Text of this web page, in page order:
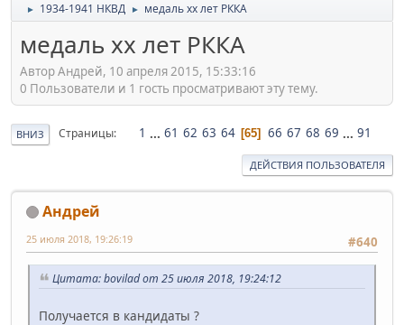
► 1934-1941 НКВД ► медаль хх лет РККА
медаль хх лет РККА
Автор Андрей, 10 апреля 2015, 15:33:16
0 Пользователи и 1 гость просматривают эту тему.
ВНИЗ Страницы 1 ... 61 62 63 64 65 66 67 68 69 ... 91
ДЕЙСТВИЯ ПОЛЬЗОВАТЕЛЯ
Андрей
#640
25 июля 2018, 19:26:19
Цитата: bovilad от 25 июля 2018, 19:24:12
Получается в кандидаты ?